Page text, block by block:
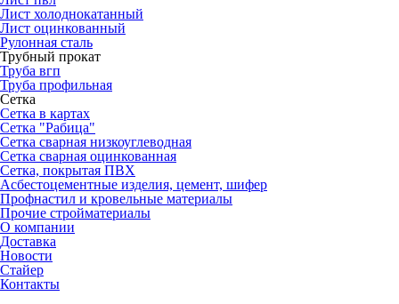
Лист холоднокатанный
Лист оцинкованный
Рулонная сталь
Трубный прокат
Труба вгп
Труба профильная
Сетка
Сетка в картах
Сетка "Рабица"
Сетка сварная низкоуглеводная
Сетка сварная оцинкованная
Сетка, покрытая ПВХ
Асбестоцементные изделия, цемент, шифер
Профнастил и кровельные материалы
Прочие стройматериалы
О компании
Доставка
Новости
Стайер
Контакты